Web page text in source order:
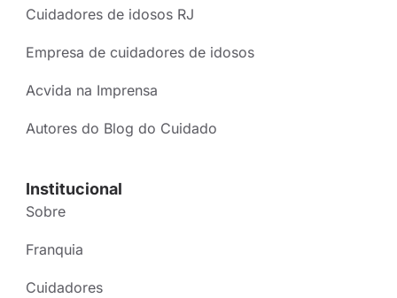
Cuidadores de idosos RJ
Empresa de cuidadores de idosos
Acvida na Imprensa
Autores do Blog do Cuidado
Institucional
Sobre
Franquia
Cuidadores